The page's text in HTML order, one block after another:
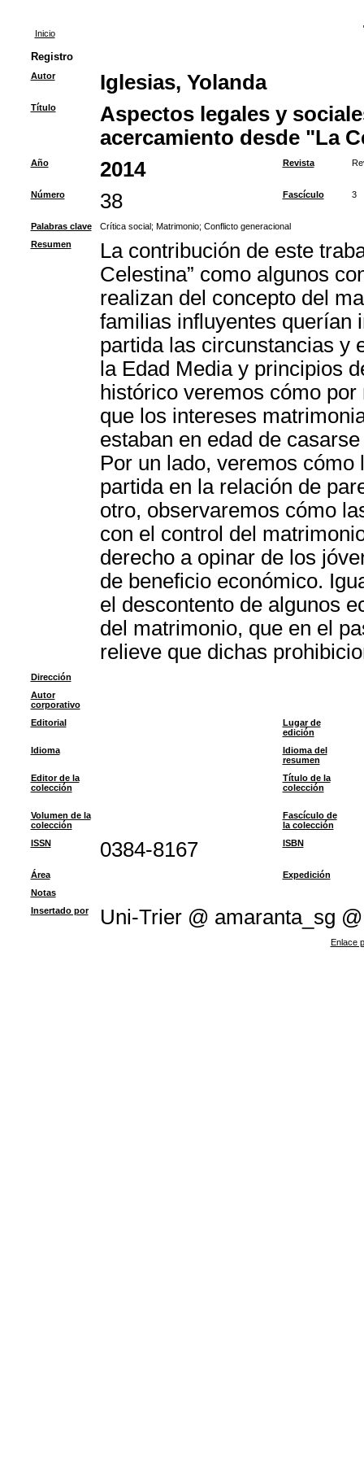
Inicio
Registro
Autor Iglesias, Yolanda
Título
Aspectos legales y
acercamiento desde "La
Año 2014 Revista
Número 38 Fascículo 3
Palabras clave Crítica social; Matrimonio; Conflicto generacional
Resumen
La contribución de este
Celestina” como algunos
realizan del concepto del
familias influyentes querían
partida las circunstancias y
la Edad Media y principios
histórico veremos cómo
que los intereses
estaban en edad de
Por un lado, veremos
partida en la relación de
otro, observaremos cómo
con el control del
derecho a opinar de los
de beneficio económico.
el descontento de algunos
del matrimonio, que en el
relieve que dichas
Dirección
Autor
corporativo
Editorial
Lugar de
edición
Idioma
Idioma del
resumen
Editor de la
colección
Título de la
colección
Volumen de la
colección
Fascículo de
la colección
ISSN
0384-8167 ISBN
Área
Expedición
Notas
Insertado por
Uni-Trier @ amaranta_sg @
Enlace